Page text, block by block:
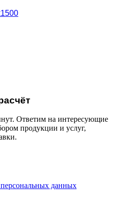
Ответим на интересующие
продукции и услуг,
персональных данных